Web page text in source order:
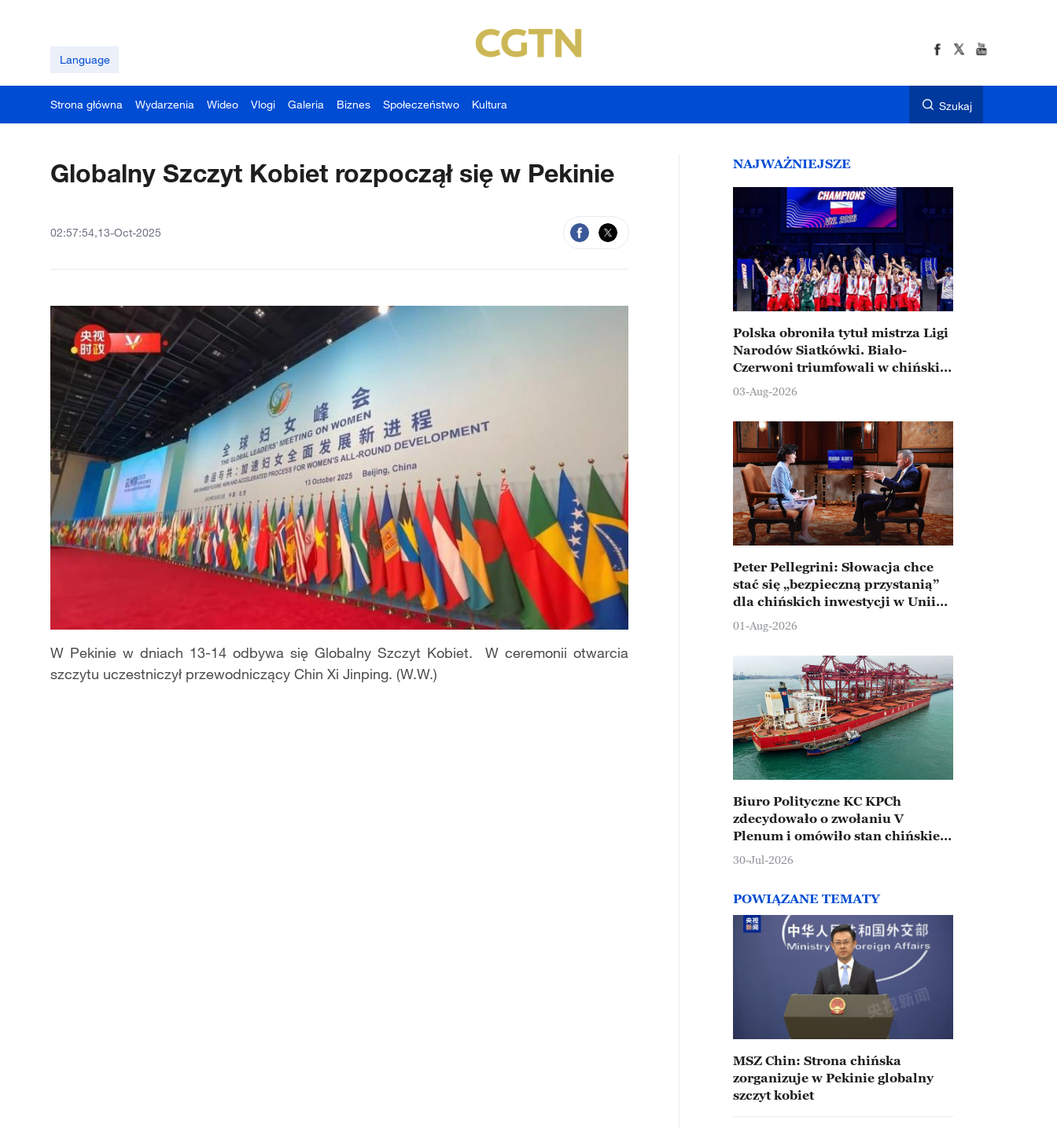
Language
Strona główna Wydarzenia Wideo Vlogi Galeria Biznes Społeczeństwo Kultura Szukaj
Globalny Szczyt Kobiet rozpoczął się w Pekinie
02:57:54,13-Oct-2025
W Pekinie w dniach 13-14 odbywa się Globalny Szczyt Kobiet. W ceremonii otwarcia
szczytu uczestniczył przewodniczący Chin Xi Jinping. (W.W.)
NAJWAŻNIEJSZE
Polska obroniła tytuł mistrza Ligi
Narodów Siatkówki. Biało-
Czerwoni triumfowali w chińskim
Ningbo
03-Aug-2026
Peter Pellegrini: Słowacja chce
stać się „bezpieczną przystanią”
dla chińskich inwestycji w Unii
Europejskiej
01-Aug-2026
Biuro Polityczne KC KPCh
zdecydowało o zwołaniu V
Plenum i omówiło stan chińskiej
gospodarki
30-Jul-2026
POWIĄZANE TEMATY
MSZ Chin: Strona chińska
zorganizuje w Pekinie globalny
szczyt kobiet